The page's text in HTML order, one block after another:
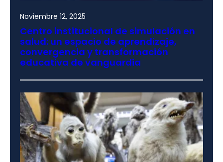
Noviembre 12, 2025
Centro institucional de simulación en
salud: un espacio de aprendizaje,
convergencia y transformación
educativa de vanguardia